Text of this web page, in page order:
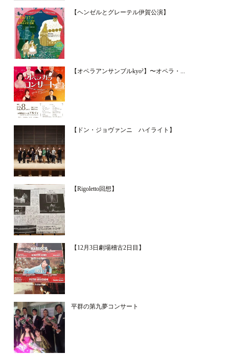
【ヘンゼルとグレーテル伊賀公演】
【オペラアンサンブルkyo²】〜オペラ・...
【ドン・ジョヴァンニ ハイライト】
【Rigoletto回想】
【12月3日劇場稽古2日目】
平群の第九夢コンサート